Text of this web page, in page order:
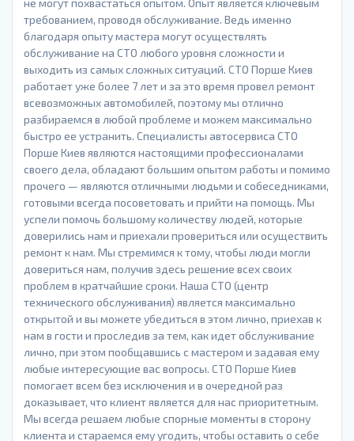
не могут похвастаться опытом. Опыт является ключевым
требованием, проводя обслуживание. Ведь именно
благодаря опыту мастера могут осуществлять
обслуживание на СТО любого уровня сложности и
выходить из самых сложных ситуаций. СТО Порше Киев
работает уже более 7 лет и за это время провел ремонт
всевозможных автомобилей, поэтому мы отлично
разбираемся в любой проблеме и можем максимально
быстро ее устранить. Специалисты автосервиса СТО
Порше Киев являются настоящими профессионалами
своего дела, обладают большим опытом работы и помимо
прочего — являются отличными людьми и собеседниками,
готовыми всегда посоветовать и прийти на помощь. Мы
успели помочь большому количеству людей, которые
доверились нам и приехали провериться или осуществить
ремонт к нам. Мы стремимся к тому, чтобы люди могли
довериться нам, получив здесь решение всех своих
проблем в кратчайшие сроки. Наша СТО (центр
технического обслуживания) является максимально
открытой и вы можете убедиться в этом лично, приехав к
нам в гости и проследив за тем, как идет обслуживание
лично, при этом пообщавшись с мастером и задавая ему
любые интересующие вас вопросы. СТО Порше Киев
помогает всем без исключения и в очередной раз
доказывает, что клиент является для нас приоритетным.
Мы всегда решаем любые спорные моменты в сторону
клиента и стараемся ему угодить, чтобы оставить о себе